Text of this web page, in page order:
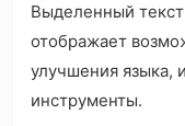
Выделенный
отображает
улучшения языка,
инструменты.